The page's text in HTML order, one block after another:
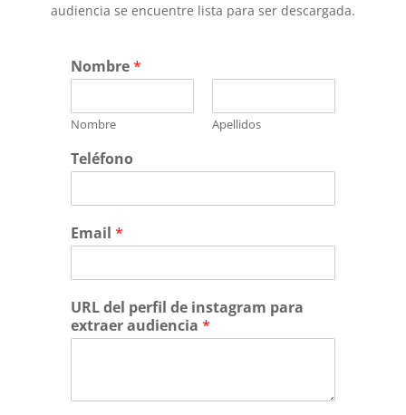
audiencia se encuentre lista para ser descargada.
Nombre*
Nombre Apellidos
Teléfono
Email*
URL del perfil de instagram para
extraer audiencia*